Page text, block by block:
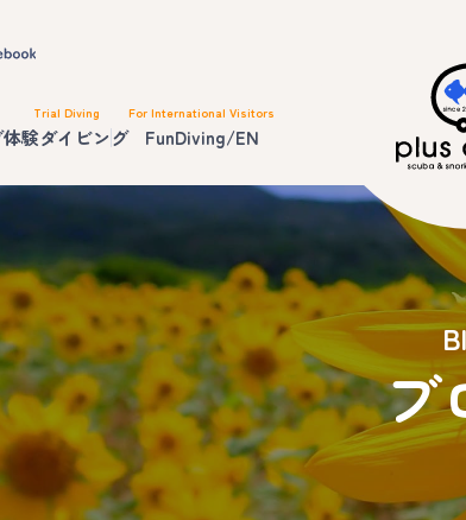
Trial Diving
体験ダイビング
For International Visitors
FunDiving/EN
ブ